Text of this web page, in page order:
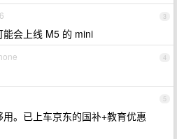
3
会上线 M5 的 mini
4
5
。已上车京东的国补+教育优惠